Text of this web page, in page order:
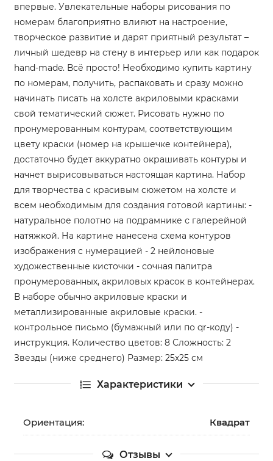
впервые. Увлекательные наборы рисования по
номерам благоприятно влияют на настроение,
творческое развитие и дарят приятный результат –
личный шедевр на стену в интерьер или как подарок
hand-made. Всё просто! Необходимо купить картину
по номерам, получить, распаковать и сразу можно
начинать писать на холсте акриловыми красками
свой тематический сюжет. Рисовать нужно по
пронумерованным контурам, соответствующим
цвету краски (номер на крышечке контейнера),
достаточно будет аккуратно окрашивать контуры и
начнет вырисовываться настоящая картина. Набор
для творчества с красивым сюжетом на холсте и
всем необходимым для создания готовой картины: -
натуральное полотно на подрамнике с галерейной
натяжкой. На картине нанесена схема контуров
изображения с нумерацией - 2 нейлоновые
художественные кисточки - сочная палитра
пронумерованных, акриловых красок в контейнерах.
В наборе обычно акриловые краски и
металлизированные акриловые краски. -
контрольное письмо (бумажный или по qr-коду) -
инструкция. Количество цветов: 8 Сложность: 2
Звезды (ниже среднего) Размер: 25х25 см
Характеристики
Ориентация: Квадрат
Отзывы